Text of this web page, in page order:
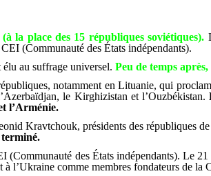
la place des 15 républiquessoviétiques).
(Communauté des États indépendants).
au suffrage universel. Peu de temps
notamment en Lituanie, qui
le Kirghizistan et l’Ouzbékistan.
l’Arménie.
Kravtchouk, présidents des républiques
terminé.
(Communauté des États indépendants). Le
l’Ukraine comme membres fondateurs de